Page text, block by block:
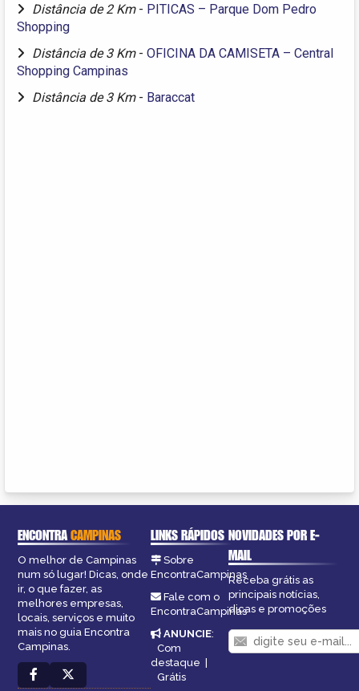
Distância de 2 Km - PITICAS – Parque Dom Pedro
Shopping
Distância de 3 Km - OFICINA DA CAMISETA – Central
Shopping Campinas
Distância de 3 Km - Baraccat
ENCONTRACAMPINAS
O melhor de Campinas
num só lugar! Dicas, onde
ir, o que fazer, as
melhores empresas,
locais, serviços e muito
mais no guia Encontra
Campinas.
LINKS RÁPIDOS
Sobre
EncontraCampinas
Fale com o
EncontraCampinas
ANUNCIE:
Com
destaque |
Grátis
NOVIDADES POR E-
MAIL
Receba grátis as
principais notícias,
dicas e promoções